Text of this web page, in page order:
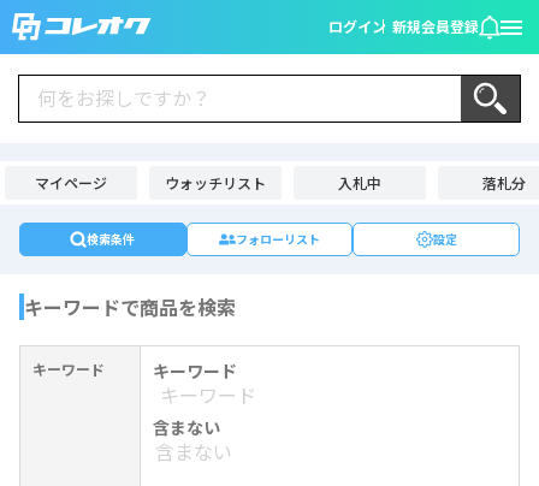
ログイン 新規会員登録
マイページ ウォッチリスト 入札中 落札分
検索条件 フォローリスト 設定
キーワードで商品を検索
キーワード キーワード
含まない